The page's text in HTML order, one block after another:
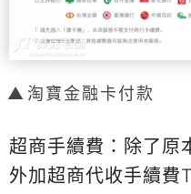
淘寶金融卡付款
超商手續費：除了原
外加超商代收手續費